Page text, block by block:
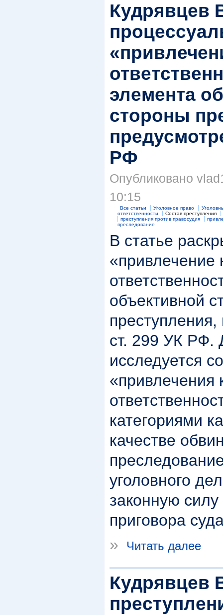
Кудрявцев
элемента
стороны
РФ
Опубликовано
10:15
Все статьи Уголовное право
ответственности
Состав преступления
преступления против правосудия
преследование
В статье
«привлечение
объективной
ст. 299 УК РФ.
исследуется
«привлечения
категориями
качестве
уголовного
законную
приговора
»
Читать далее
Кудрявцев